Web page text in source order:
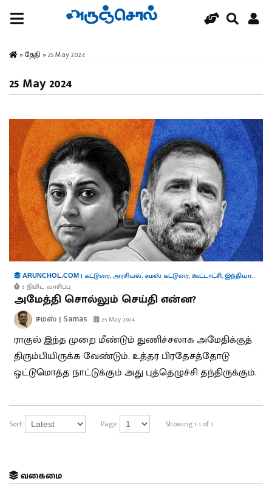
» தேதி » 25 May 2024
25 May 2024
ARUNCHOL.COM | கட்டுரை,அரசியல், சமஸ் கட்டுரை,கூட்டாட்சி, இந்தியாவின் குரல்கள்
5 நிமிட வாசிப்பு
அமேத்தி சொல்லும் செய்தி என்ன?
சமஸ் | Samas 25 May 2024
ராகுல் இந்த முறை மீண்டும் துணிச்சலாக அமேதிக்குத்
திரும்பியிருக்க வேண்டும். உத்தர பிரதேசத்தோடு
ஒட்டுமொத்த நாட்டுக்கும் அது புத்தெழுச்சி தந்திருக்கும்.
Sort Page Showing 1-1 of 1
வகைமை